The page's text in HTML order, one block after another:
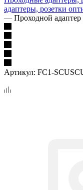
адаптеры, розетки
— Проходной
Артикул: FC1-